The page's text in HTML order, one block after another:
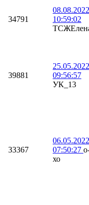
34791
08.08.2022
10:59:02
39881
25.05.2022
09:56:57
УК_13
33367
06.05.2022
07:50:27
хо